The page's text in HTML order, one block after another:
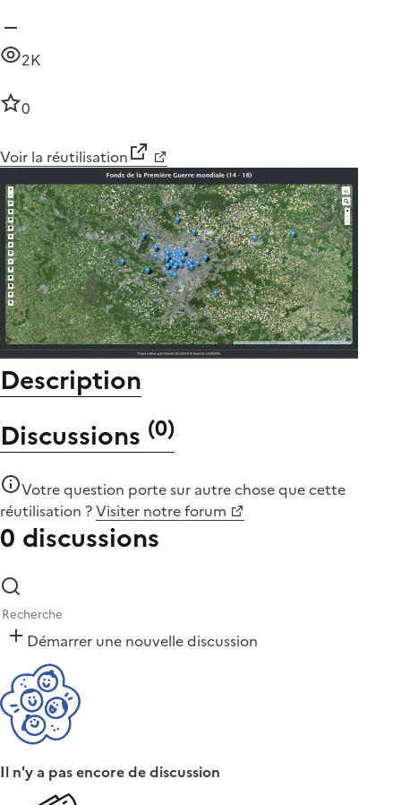
2K
0
Voir la réutilisation
Description
Discussions (0)
Votre question porte sur autre chose quecette
réutilisation ?Visiter notre forum
0 discussions
Démarrer une nouvelle discussion
Il n'y a pas encore de discussion